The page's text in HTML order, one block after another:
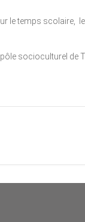
le temps scolaire,
socioculturel de